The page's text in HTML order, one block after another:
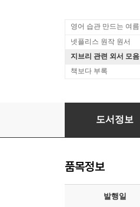
영어 습관 만드는 여
넷플리스 원작 원서
지브리 관련 외서 모음
책보다 부록
The Information
도서정보
품목정보
발행일